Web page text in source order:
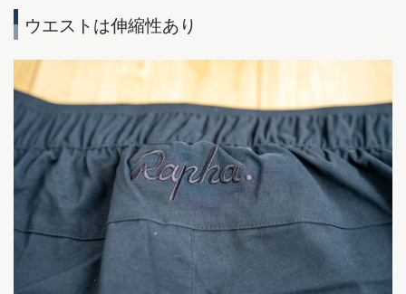
ウエストは伸縮性あり